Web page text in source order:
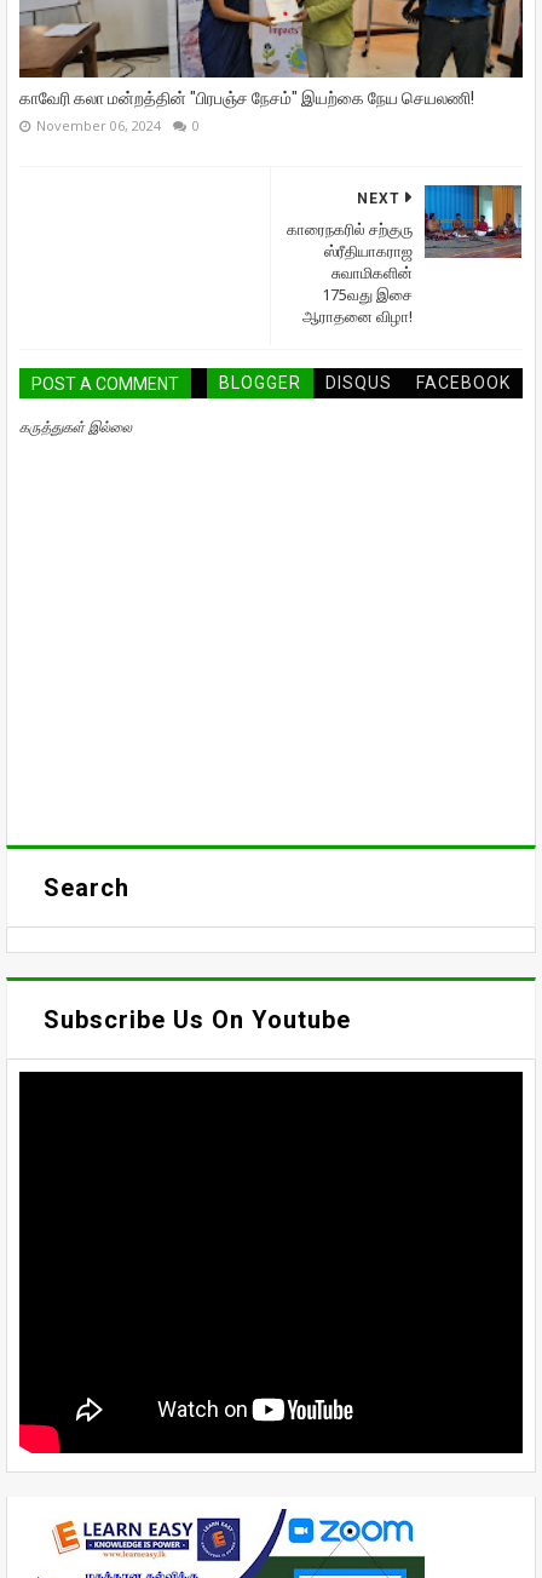
காவேரி கலா மன்றத்தின் "பிரபஞ்ச நேசம்" இயற்கை நேய செயலணி!
November 06, 2024 0
NEXT
காரைநகரில் சற்குரு
ஸ்ரீதியாகராஜ
சுவாமிகளின்
175வது இசை
ஆராதனை விழா!
POST A COMMENT BLOGGER DISQUS FACEBOOK
கருத்துகள் இல்லை
Search
Subscribe Us On Youtube